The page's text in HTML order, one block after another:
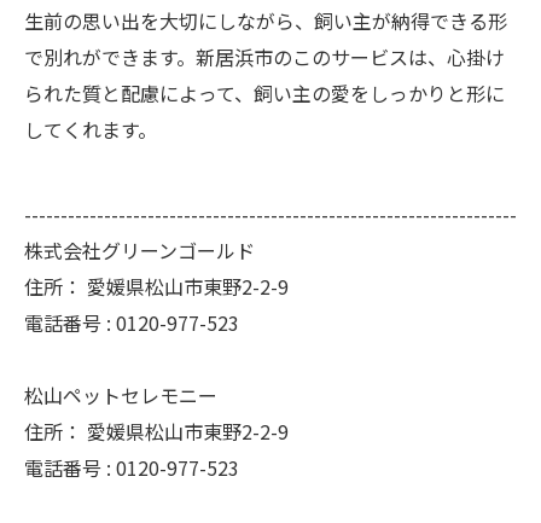
生前の思い出を大切にしながら、飼い主が納得できる形
で別れができます。新居浜市のこのサービスは、心掛け
られた質と配慮によって、飼い主の愛をしっかりと形に
してくれます。
--------------------------------------------------------------------
株式会社グリーンゴールド
住所： 愛媛県松山市東野2-2-9
電話番号 : 0120-977-523
松山ペットセレモニー
住所： 愛媛県松山市東野2-2-9
電話番号 : 0120-977-523